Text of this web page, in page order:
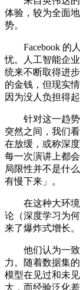
体验，较为全面
势。
Facebook 的人
忧。人工智能企
统来不断取得进
的金钱，但现实
因为没人负担得
针对这一趋势
突然之间，我们
在放缓，或称深
每一次演讲上都
局限性并不是什
有慢下来」。
在这种大环境
论（深度学习为
来了爆炸式增长。
他们认为一致
力。随着数据集的
模型在见过和未
大，而经验泛化